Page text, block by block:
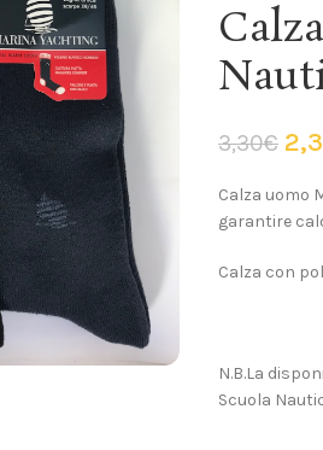
3,30€
Calza uomo
garantire
Calza con
N.B.La
Scuola